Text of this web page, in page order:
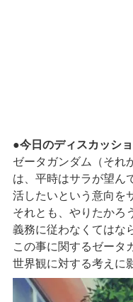
●今日のディスカッシ
ゼータガンダム（それ
は、平時はサラが望ん
活したいという意向を
それとも、やりたかろ
義務に従わなくてはな
この事に関するゼータ
世界観に対する考えに